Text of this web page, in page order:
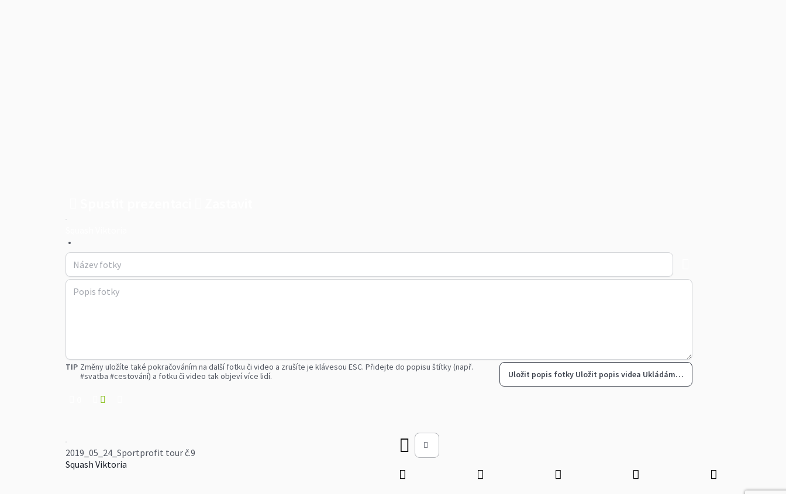
•
TIP Změny uložíte také pokračováním na další fotku či video a zrušíte je klávesou ESC. Přidejte do popisu štítky (např.
#svatba #cestování) a fotku či video tak objeví více lidí.
Uložit popis fotky Uložit popis videa Ukládám…
2019_05_24_Sportprofit tour č.9
Squash Viktoria